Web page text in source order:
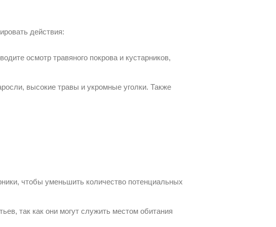
действия:
осмотр травяного покрова и кустарников,
высокие травы и укромные уголки. Также
чтобы уменьшить количество потенциальных
так как они могут служить местом обитания